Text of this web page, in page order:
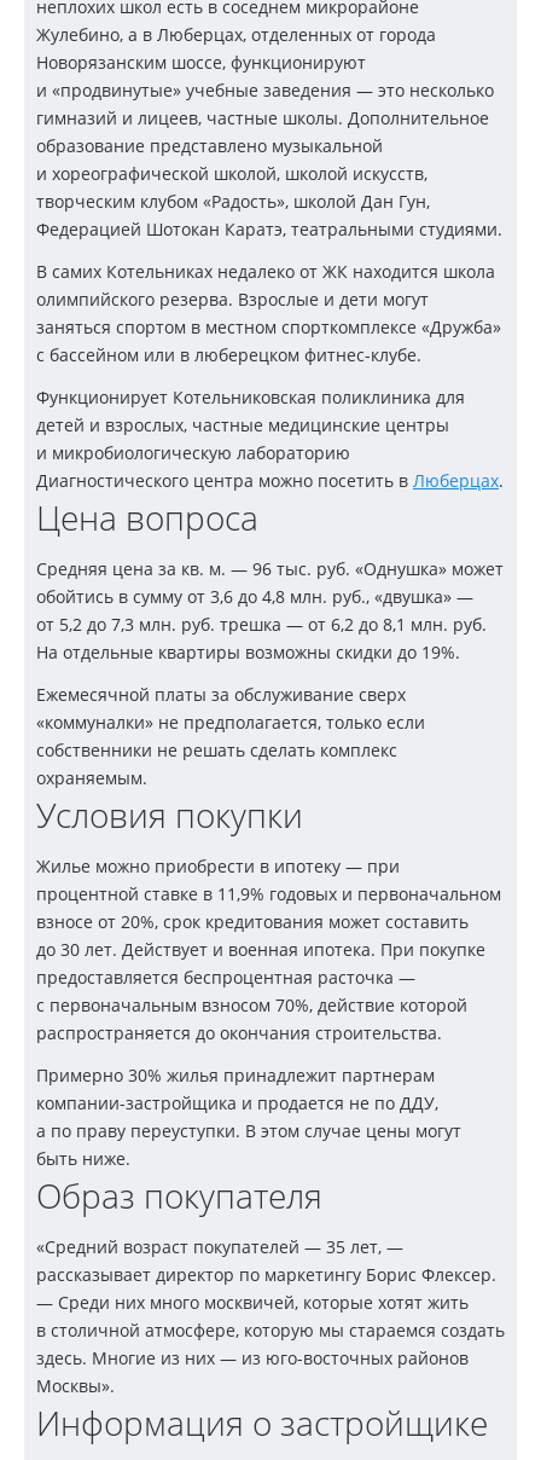
неплохих школ есть в соседнем микрорайоне
Жулебино, а в Люберцах, отделенных от города
Новорязанским шоссе, функционируют
и «продвинутые» учебные заведения — это несколько
гимназий и лицеев, частные школы. Дополнительное
образование представлено музыкальной
и хореографической школой, школой искусств,
творческим клубом «Радость», школой Дан Гун,
Федерацией Шотокан Каратэ, театральными студиями.
В самих Котельниках недалеко от ЖК находится школа
олимпийского резерва. Взрослые и дети могут
заняться спортом в местном спорткомплексе «Дружба»
с бассейном или в люберецком фитнес-клубе.
Функционирует Котельниковская поликлиника для
детей и взрослых, частные медицинские центры
и микробиологическую лабораторию
Диагностического центра можно посетить в Люберцах.
Цена вопроса
Средняя цена за кв. м. — 96 тыс. руб. «Однушка» может
обойтись в сумму от 3,6 до 4,8 млн. руб., «двушка» —
от 5,2 до 7,3 млн. руб. трешка — от 6,2 до 8,1 млн. руб.
На отдельные квартиры возможны скидки до 19%.
Ежемесячной платы за обслуживание сверх
«коммуналки» не предполагается, только если
собственники не решать сделать комплекс
охраняемым.
Условия покупки
Жилье можно приобрести в ипотеку — при
процентной ставке в 11,9% годовых и первоначальном
взносе от 20%, срок кредитования может составить
до 30 лет. Действует и военная ипотека. При покупке
предоставляется беспроцентная расточка —
с первоначальным взносом 70%, действие которой
распространяется до окончания строительства.
Примерно 30% жилья принадлежит партнерам
компании-застройщика и продается не по ДДУ,
а по праву переуступки. В этом случае цены могут
быть ниже.
Образ покупателя
«Средний возраст покупателей — 35 лет, —
рассказывает директор по маркетингу Борис Флексер.
— Среди них много москвичей, которые хотят жить
в столичной атмосфере, которую мы стараемся создать
здесь. Многие из них — из юго-восточных районов
Москвы».
Информация о застройщике